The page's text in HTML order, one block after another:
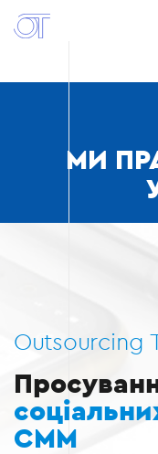
МИ
Outsourcing
СММ